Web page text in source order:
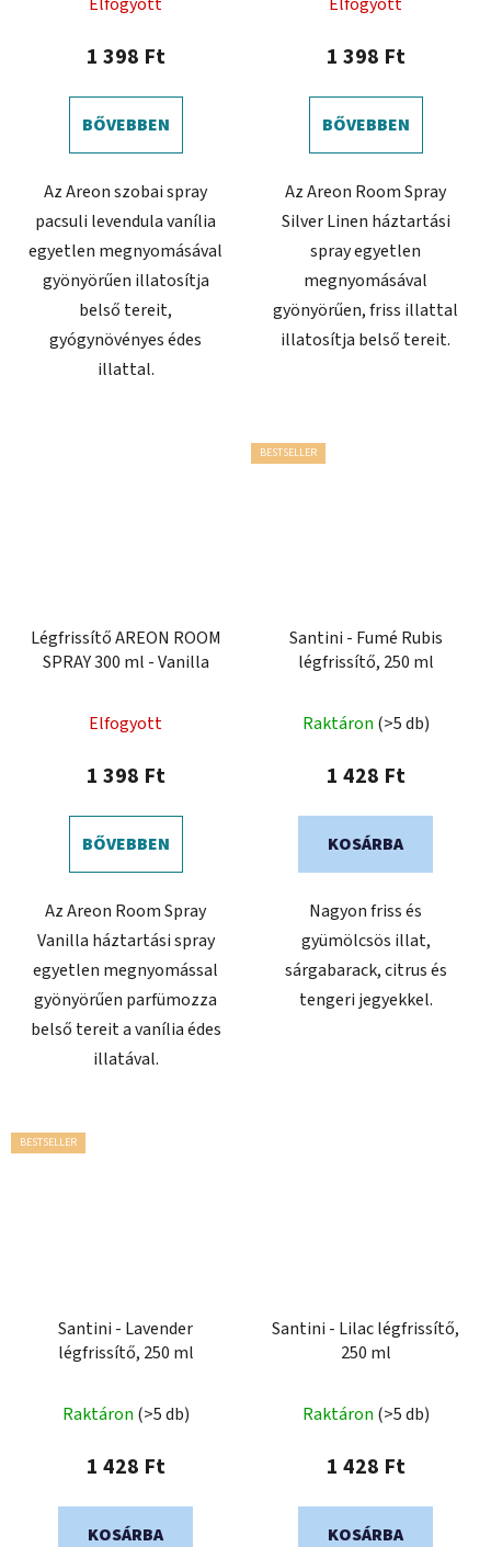
1 398 Ft
BŐVEBBEN
Az Areon szobai spray
pacsuli levendula vanília
egyetlen megnyomásával
gyönyörűen illatosítja
belső tereit,
gyógynövényes édes
illattal.
1 398 Ft
BŐVEBBEN
Az Areon Room Spray
Silver Linen háztartási
spray egyetlen
megnyomásával
gyönyörűen, friss illattal
illatosítja belső tereit.
Légfrissítő AREON ROOM
SPRAY 300 ml - Vanilla
Elfogyott
1 398 Ft
BŐVEBBEN
Az Areon Room Spray
Vanilla háztartási spray
egyetlen megnyomással
gyönyörűen parfümozza
belső tereit a vanília édes
illatával.
BESTSELLER
Santini - Fumé Rubis
légfrissítő, 250 ml
Raktáron (>5 db)
1 428 Ft
KOSÁRBA
Nagyon friss és
gyümölcsös illat,
sárgabarack, citrus és
tengeri jegyekkel.
BESTSELLER
Santini - Lavender
légfrissítő, 250 ml
Raktáron (>5 db)
1 428 Ft
KOSÁRBA
Santini - Lilac légfrissítő,
250 ml
Raktáron (>5 db)
1 428 Ft
KOSÁRBA